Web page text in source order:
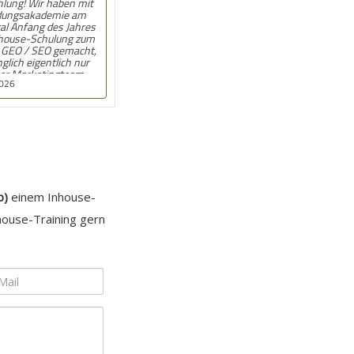
und auf den Punkt.
wenn beim
wirklich jemand
War gut!
einem Inhouse-
Training gern